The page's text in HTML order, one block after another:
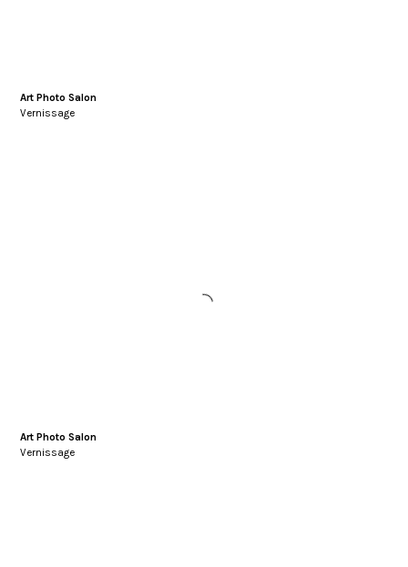
Art Photo Salon
Vernissage
Art Photo Salon
Vernissage